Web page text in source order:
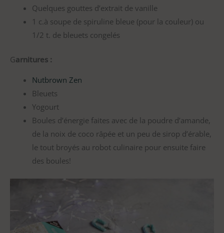
Quelques gouttes d’extrait de vanille
1 c.à soupe de spiruline bleue (pour la couleur) ou
1/2 t. de bleuets congelés
Garnitures :
Nutbrown Zen
Bleuets
Yogourt
Boules d’énergie faites avec de la poudre d’amande,
de la noix de coco râpée et un peu de sirop d’érable,
le tout broyés au robot culinaire pour ensuite faire
des boules!